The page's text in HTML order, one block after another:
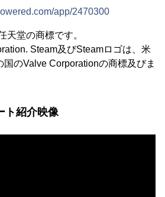
app/2470300
堂の商標です。
Steam及びSteamロゴは、米
国のValve Corporationの商標及びま
ト紹介映像